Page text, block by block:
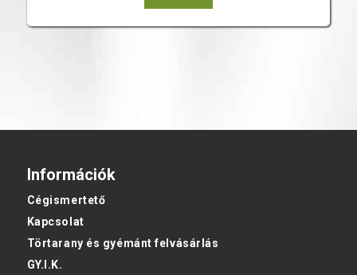
Információk
Cégismertető
Kapcsolat
Törtarany és gyémánt felvásárlás
GY.I.K.